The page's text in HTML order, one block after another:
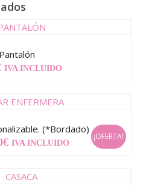
Pantalón
IVA INCLUIDO
(*Bordado)
€EL
ES:
IVA INCLUIDO
¡OFERTA!